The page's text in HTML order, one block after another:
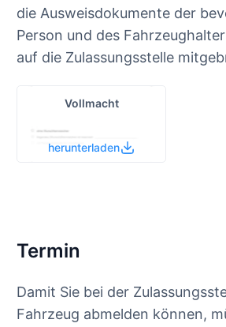
die Ausweisdokumente der
Person und des
auf die Zulassungsstelle
Vollmacht
herunterladen
Termin
Damit Sie bei der
Fahrzeug abmelden können,